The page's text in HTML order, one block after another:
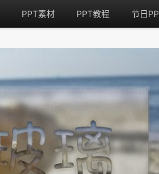
PPT素材 PPT教程 节日